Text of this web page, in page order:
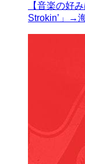
【音楽の好
Strokin’」→